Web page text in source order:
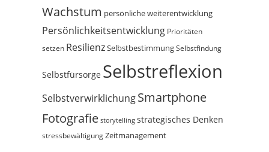
Wachstum persönliche weiterentwicklung
Persönlichkeitsentwicklung Prioritäten
setzen ResilienzSelbstbestimmungSelbstfindung
Selbstfürsorge Selbstreflexion
SelbstverwirklichungSmartphone
Fotografie storytelling strategisches Denken
stressbewältigung Zeitmanagement